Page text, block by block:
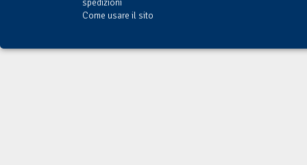
spedizioni
Come usare il sito